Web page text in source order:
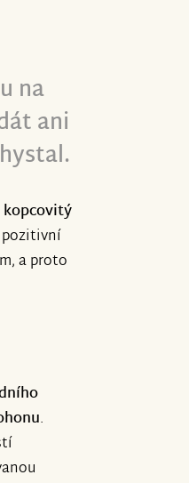
na
ani
pozitivní
a proto
.